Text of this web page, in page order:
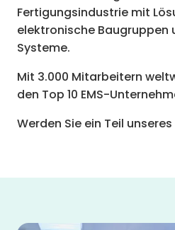
Fertigungsindustrie mit
elektronische Baugruppen
Systeme.
Mit 3.000 Mitarbeitern
den Top 10 EMS-
Werden Sie ein Teil